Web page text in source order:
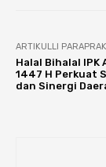
ARTIKULLI PARAPRAK
Halal Bihalal IPK
1447 H Perkuat
dan Sinergi